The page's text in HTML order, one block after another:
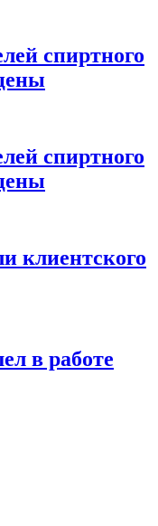
спиртного
спиртного
клиентского
в работе